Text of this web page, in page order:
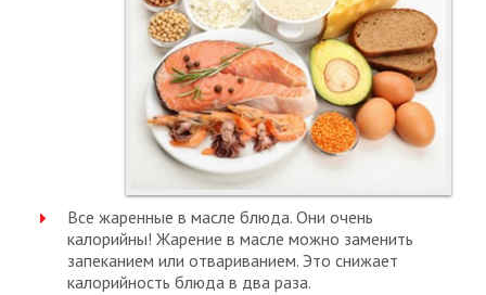
Все жаренные в масле блюда. Они очень
калорийны! Жарение в масле можно заменить
запеканием или отвариванием. Это снижает
калорийность блюда в два раза.